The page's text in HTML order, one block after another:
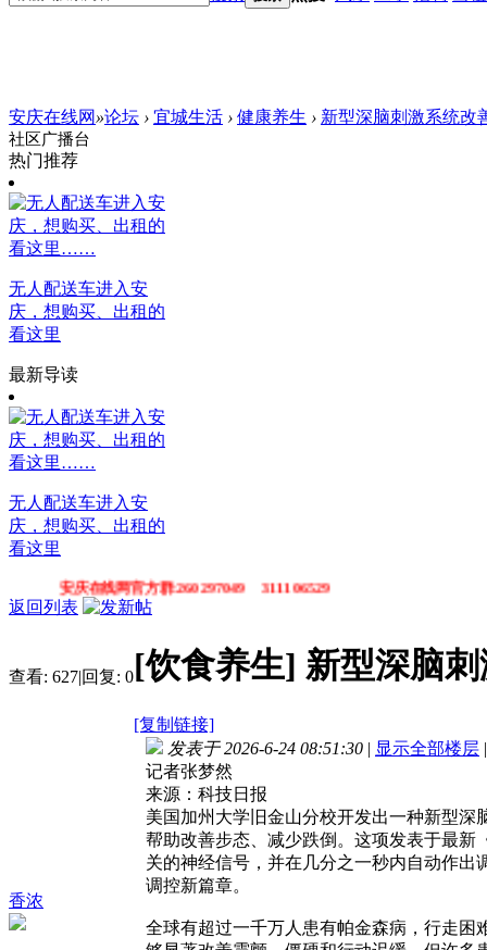
安庆在线网 »论坛 › 宜城生活 › 健康养生 › 新型深脑刺激系统改
社区广播台
热门推荐
无人配送车进入安
庆，想购买、出租的
看这里
最新导读
无人配送车进入安
庆，想购买、出租的
看这里
安庆在线网官方群:260297049 311106529
返回列表
查看: 627|回复: 0[饮食养生] 新型深脑
[复制链接]
香浓
发表于 2026-6-24 08:51:30 | 显示全部楼层 |
记者张梦然
来源：科技日报
美国加州大学旧金山分校开发出一种新型深
帮助改善步态、减少跌倒。这项发表于最新
关的神经信号，并在几分之一秒内自动作
调控新篇章。
全球有超过一千万人患有帕金森病，行走困